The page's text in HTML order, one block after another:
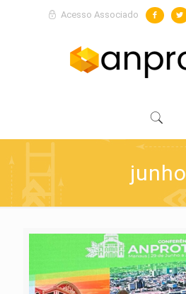
Acesso Associado
junho